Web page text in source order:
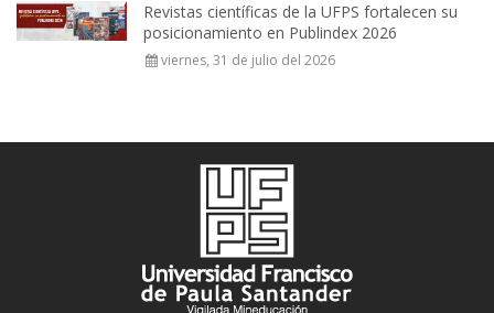
Revistas científicas de la UFPS fortalecen su
posicionamiento en Publindex 2026
viernes, 31 de julio del 2026